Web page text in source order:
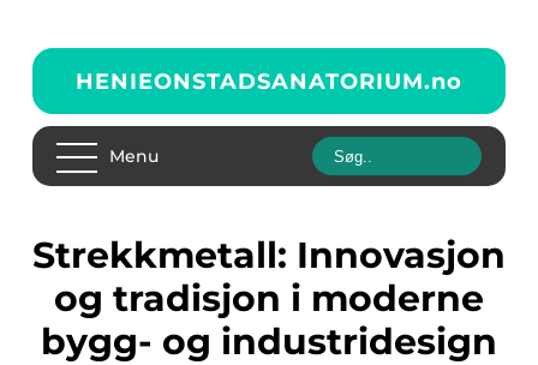
HENIEONSTADSANATORIUM.no
Menu
Strekkmetall: Innovasjon
og tradisjon i moderne
bygg- og industridesign